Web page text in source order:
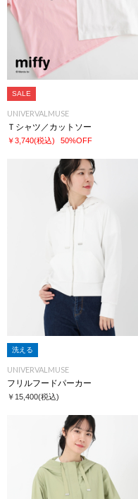
SALE
UNIVERVALMUSE
Ｔシャツ／カットソー
￥3,740(税込) 50%OFF
洗える
UNIVERVALMUSE
フリルフードパーカー
￥15,400(税込)